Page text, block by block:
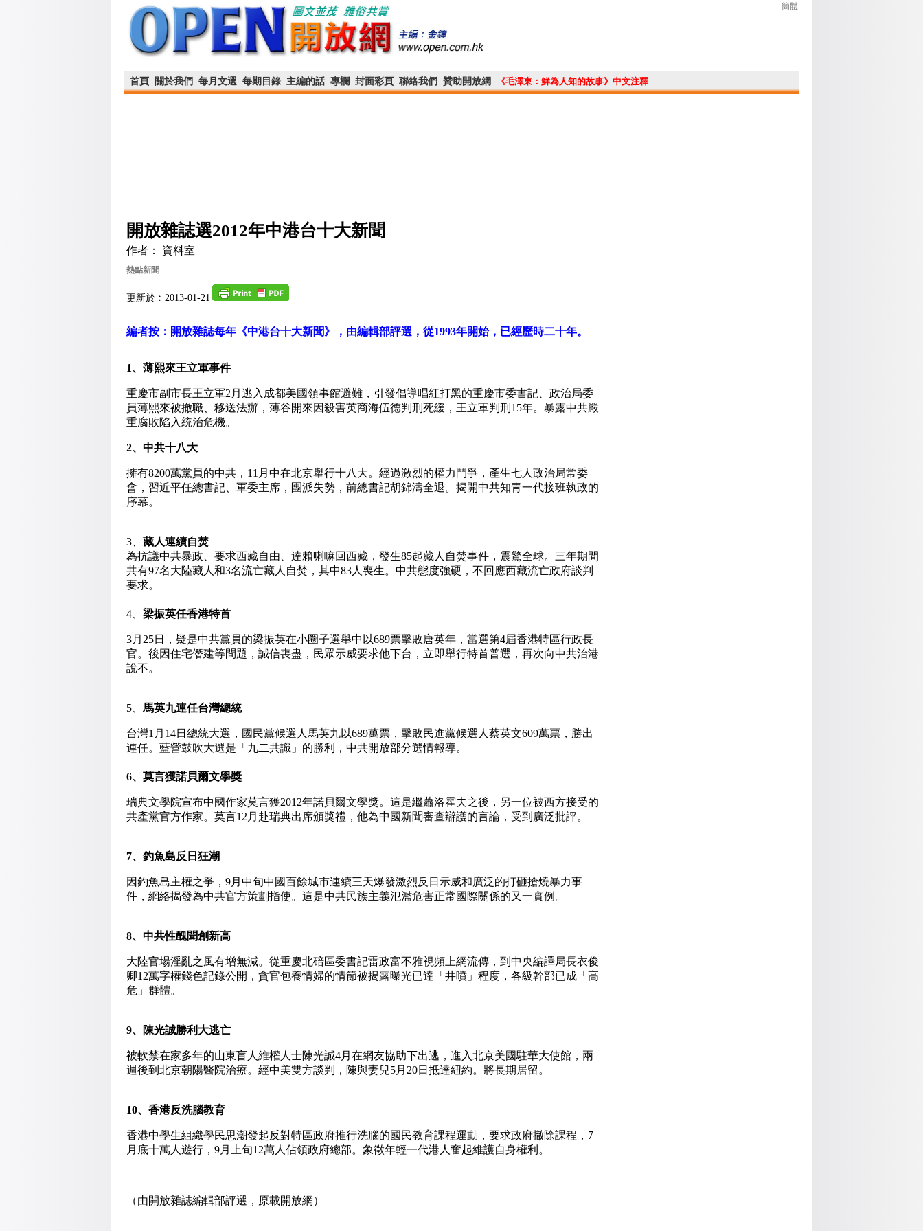
簡體
首頁 關於我們 每月文選 每期目錄 主編的話 專欄 封面彩頁 聯絡我們 贊助開放網 《毛澤東：鮮為人知的故事》中文注釋
開放雜誌選2012年中港台十大新聞
作者： 資料室
熱點新聞
更新於︰2013-01-21
編者按：開放雜誌每年《中港台十大新聞》，由編輯部評選，從1993年開始，已經歷時二十年。
1、薄熙來王立軍事件
重慶市副市長王立軍2月逃入成都美國領事館避難，引發倡導唱紅打黑的重慶市委書記、政治局委
員薄熙來被撤職、移送法辦，薄谷開來因殺害英商海伍德判刑死緩，王立軍判刑15年。暴露中共嚴
重腐敗陷入統治危機。
2、中共十八大
擁有8200萬黨員的中共，11月中在北京舉行十八大。經過激烈的權力鬥爭，產生七人政治局常委
會，習近平任總書記、軍委主席，團派失勢，前總書記胡錦濤全退。揭開中共知青一代接班執政的
序幕。
3、 藏人連續自焚
為抗議中共暴政、要求西藏自由、達賴喇嘛回西藏，發生85起藏人自焚事件，震驚全球。三年期間
共有97名大陸藏人和3名流亡藏人自焚，其中83人喪生。中共態度強硬，不回應西藏流亡政府談判
要求。
4、 梁振英任香港特首
3月25日，疑是中共黨員的梁振英在小圈子選舉中以689票擊敗唐英年，當選第4屆香港特區行政長
官。後因住宅僭建等問題，誠信喪盡，民眾示威要求他下台，立即舉行特首普選，再次向中共治港
說不。
5、 馬英九連任台灣總統
台灣1月14日總統大選，國民黨候選人馬英九以689萬票，擊敗民進黨候選人蔡英文609萬票，勝出
連任。藍營鼓吹大選是「九二共識」的勝利，中共開放部分選情報導。
6、莫言獲諾貝爾文學獎
瑞典文學院宣布中國作家莫言獲2012年諾貝爾文學獎。這是繼蕭洛霍夫之後，另一位被西方接受的
共產黨官方作家。莫言12月赴瑞典出席頒獎禮，他為中國新聞審查辯護的言論，受到廣泛批評。
7、釣魚島反日狂潮
因釣魚島主權之爭，9月中旬中國百餘城市連續三天爆發激烈反日示威和廣泛的打砸搶燒暴力事
件，網絡揭發為中共官方策劃指使。這是中共民族主義氾濫危害正常國際關係的又一實例。
8、中共性醜聞創新高
大陸官場淫亂之風有增無減。從重慶北碚區委書記雷政富不雅視頻上網流傳，到中央編譯局長衣俊
卿12萬字權錢色記錄公開，貪官包養情婦的情節被揭露曝光已達「井噴」程度，各級幹部已成「高
危」群體。
9、陳光誠勝利大逃亡
被軟禁在家多年的山東盲人維權人士陳光誠4月在網友協助下出逃，進入北京美國駐華大使館，兩
週後到北京朝陽醫院治療。經中美雙方談判，陳與妻兒5月20日抵達紐約。將長期居留。
10、香港反洗腦教育
香港中學生組織學民思潮發起反對特區政府推行洗腦的國民教育課程運動，要求政府撤除課程，7
月底十萬人遊行，9月上旬12萬人佔領政府總部。象徵年輕一代港人奮起維護自身權利。
（由開放雜誌編輯部評選，原載開放網）